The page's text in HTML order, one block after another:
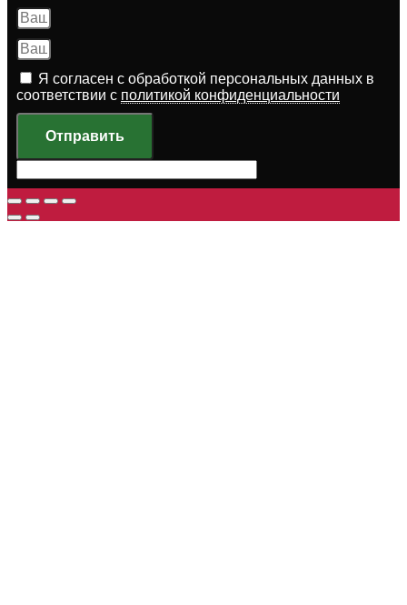
Я согласен с обработкой персональных данных в
соответствии с политикой конфиденциальности
Отправить